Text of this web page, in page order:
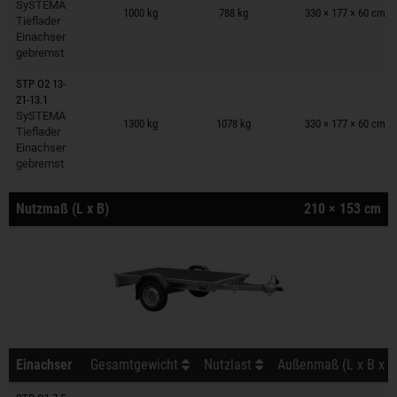
SySTEMA
Tieflader
Einachser
gebremst
1000 kg 788 kg 330 × 177 × 60 cm
STP O2 13-
21-13.1
SySTEMA
Tieflader
Einachser
gebremst
1300 kg 1078 kg 330 × 177 × 60 cm
Anhänger auf Merkzettel
Nutzmaß (L x B) 210 × 153 cm
Einachser Gesamtgewicht Nutzlast Außenmaß (L x B x